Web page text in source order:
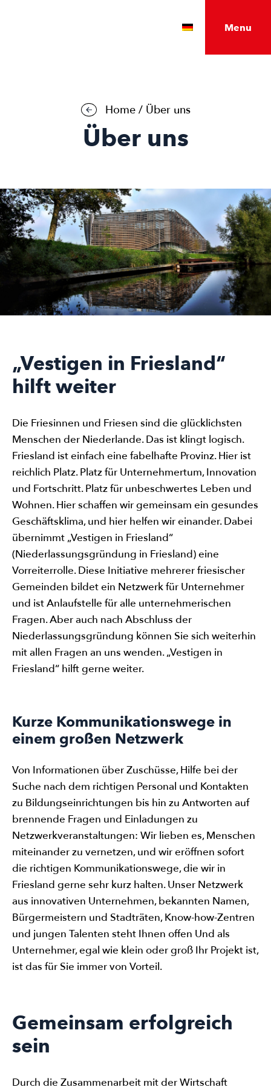
Menu
Home/ Über uns
Über uns
„Vestigen in Friesland“
hilft weiter
Die Friesinnen und Friesen sind die glücklichsten
Menschen der Niederlande. Das ist klingt logisch.
Friesland ist einfach eine fabelhafte Provinz. Hier ist
reichlich Platz. Platz für Unternehmertum, Innovation
und Fortschritt. Platz für unbeschwertes Leben und
Wohnen. Hier schaffen wir gemeinsam ein gesundes
Geschäftsklima, und hier helfen wir einander. Dabei
übernimmt „Vestigen in Friesland“
(Niederlassungsgründung in Friesland) eine
Vorreiterrolle. Diese Initiative mehrerer friesischer
Gemeinden bildet ein Netzwerk für Unternehmer
und ist Anlaufstelle für alle unternehmerischen
Fragen. Aber auch nach Abschluss der
Niederlassungsgründung können Sie sich weiterhin
mit allen Fragen an uns wenden. „Vestigen in
Friesland“ hilft gerne weiter.
Kurze Kommunikationswege in
einem großen Netzwerk
Von Informationen über Zuschüsse, Hilfe bei der
Suche nach dem richtigen Personal und Kontakten
zu Bildungseinrichtungen bis hin zu Antworten auf
brennende Fragen und Einladungen zu
Netzwerkveranstaltungen: Wir lieben es, Menschen
miteinander zu vernetzen, und wir eröffnen sofort
die richtigen Kommunikationswege, die wir in
Friesland gerne sehr kurz halten. Unser Netzwerk
aus innovativen Unternehmen, bekannten Namen,
Bürgermeistern und Stadträten, Know-how-Zentren
und jungen Talenten steht Ihnen offen Und als
Unternehmer, egal wie klein oder groß Ihr Projekt ist,
ist das für Sie immer von Vorteil.
Gemeinsam erfolgreich
sein
Durch die Zusammenarbeit mit der Wirtschaft